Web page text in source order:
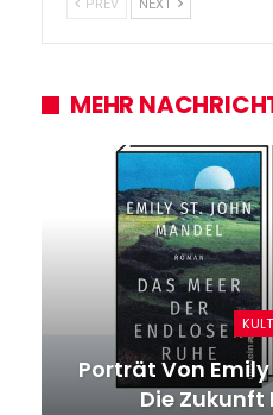
PREV NEXT
MEHR
Porträt Von
Die Zukunft